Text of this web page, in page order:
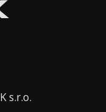
s.r.o.